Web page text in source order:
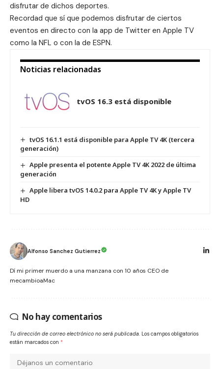
disfrutar de dichos deportes.
Recordad que sí que podemos disfrutar de ciertos
eventos en directo con la app de Twitter en Apple TV
como la NFL o con la de ESPN.
Noticias relacionadas
tvOS 16.3 está disponible
tvOS 16.1.1 está disponible para Apple TV 4K (tercera
generación)
Apple presenta el potente Apple TV 4K 2022 de última
generación
Apple libera tvOS 14.0.2 para Apple TV 4K y Apple TV
HD
Alfonso Sanchez Gutierrez
Dí mi primer muerdo a una manzana con 10 años CEO de
mecambioaMac
No hay comentarios
Tu dirección de correo electrónico no será publicada. Los campos obligatorios
están marcados con *